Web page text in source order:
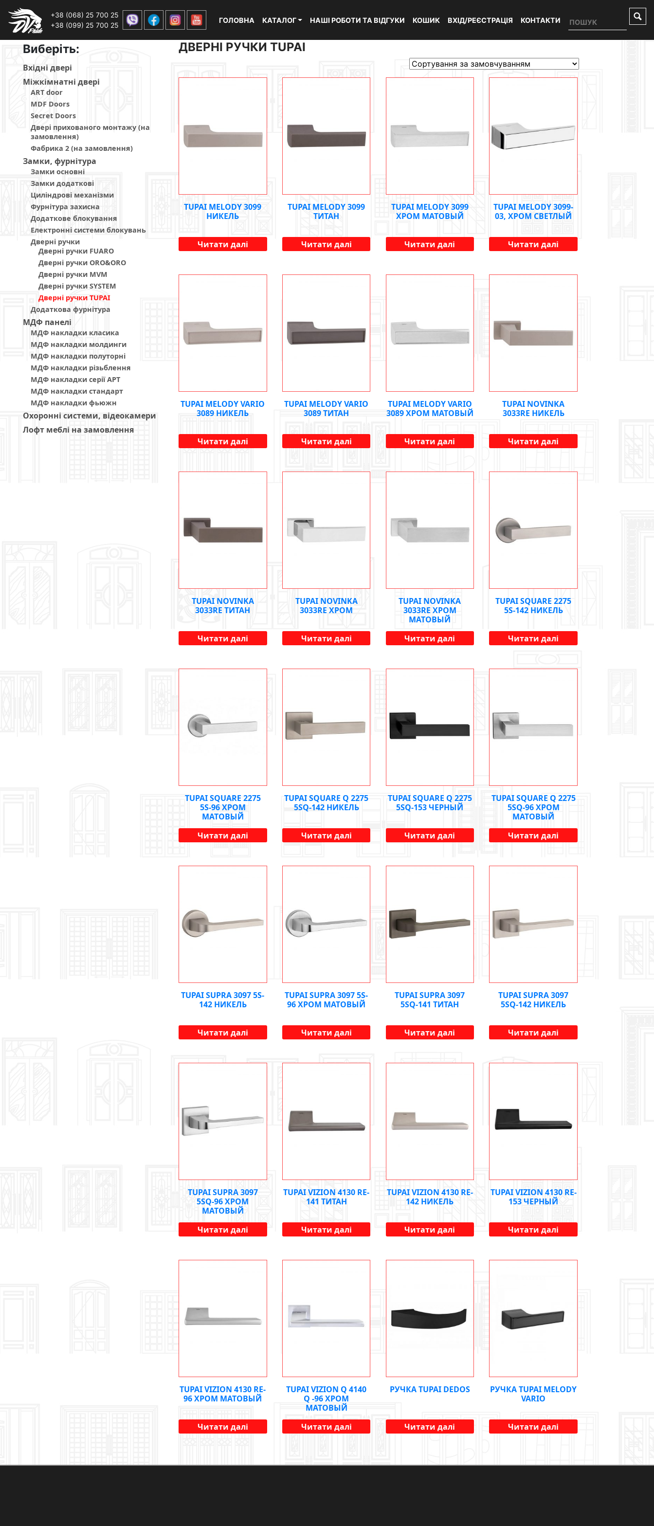
+38 (068) 25 700 25
+38 (099) 25 700 25
ГОЛОВНА КАТАЛОГ НАШІ РОБОТИ ТА ВІДГУКИ КОШИК ВХІД/РЕЄСТРАЦІЯ КОНТАКТИ
Виберiть:
Вхiднi дверi
Мiжкiмнатнi дверi
ART door
MDF Doors
Secret Doors
Двері прихованого монтажу (на
замовлення)
Фабрика 2 (на замовлення)
Замки, фурнітура
Замки основні
Замки додаткові
Циліндрові механізми
Фурнітура захисна
Додаткове блокування
Електронні системи блокувань
Дверні ручки
Дверні ручки FUARO
Дверні ручки ORO&ORO
Дверні ручки MVM
Дверні ручки SYSTEM
Дверні ручки TUPAI
Додаткова фурнітура
МДФ панелi
МДФ накладки класика
МДФ накладки молдинги
МДФ накладки полуторні
МДФ накладки різьблення
МДФ накладки серії АРТ
МДФ накладки стандарт
МДФ накладки фьюжн
Охоронні системи, відеокамери
Лофт меблі на замовлення
ДВЕРНІ РУЧКИ TUPAI
TUPAI MELODY 3099
НИКЕЛЬ
Читати далі
TUPAI MELODY 3099
ТИТАН
Читати далі
TUPAI MELODY 3099
ХРОМ МАТОВЫЙ
Читати далі
TUPAI MELODY 3099-
03, ХРОМ СВЕТЛЫЙ
Читати далі
TUPAI MELODY VARIO
3089 НИКЕЛЬ
Читати далі
TUPAI MELODY VARIO
3089 ТИТАН
Читати далі
TUPAI MELODY VARIO
3089 ХРОМ МАТОВЫЙ
Читати далі
TUPAI NOVINKA
3033RE НИКЕЛЬ
Читати далі
TUPAI NOVINKA
3033RE ТИТАН
Читати далі
TUPAI NOVINKA
3033RE ХРОМ
Читати далі
TUPAI NOVINKA
3033RE ХРОМ
МАТОВЫЙ
Читати далі
TUPAI SQUARE 2275
5S-142 НИКЕЛЬ
Читати далі
TUPAI SQUARE 2275
5S-96 ХРОМ
МАТОВЫЙ
Читати далі
TUPAI SQUARE Q 2275
5SQ-142 НИКЕЛЬ
Читати далі
TUPAI SQUARE Q 2275
5SQ-153 ЧЕРНЫЙ
Читати далі
TUPAI SQUARE Q 2275
5SQ-96 ХРОМ
МАТОВЫЙ
Читати далі
TUPAI SUPRA 3097 5S-
142 НИКЕЛЬ
Читати далі
TUPAI SUPRA 3097 5S-
96 ХРОМ МАТОВЫЙ
Читати далі
TUPAI SUPRA 3097
5SQ-141 ТИТАН
Читати далі
TUPAI SUPRA 3097
5SQ-142 НИКЕЛЬ
Читати далі
TUPAI SUPRA 3097
5SQ-96 ХРОМ
МАТОВЫЙ
Читати далі
TUPAI VIZION 4130 RE-
141 ТИТАН
Читати далі
TUPAI VIZION 4130 RE-
142 НИКЕЛЬ
Читати далі
TUPAI VIZION 4130 RE-
153 ЧЕРНЫЙ
Читати далі
TUPAI VIZION 4130 RE-
96 ХРОМ МАТОВЫЙ
Читати далі
TUPAI VIZION Q 4140
Q -96 ХРОМ
МАТОВЫЙ
Читати далі
РУЧКА TUPAI DEDOS
Читати далі
РУЧКА TUPAI MELODY
VARIO
Читати далі